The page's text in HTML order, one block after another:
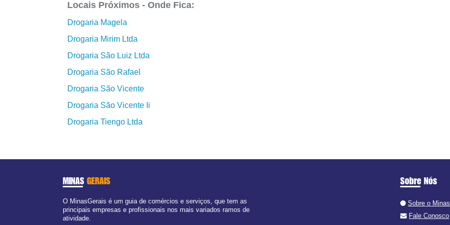
Locais Próximos - Onde Fica:
Drogaria Magela
Drogaria Mirim Ltda
Drogaria São Luiz Ltda
Drogaria São Rafael
Drogaria São Vicente
Drogaria São Vicente Ii
Drogaria Tiengo Ltda
MINASGERAIS
O MinasGerais é um guia de comércios e serviços, que tem as
principais empresas e profissionais nos mais variados ramos de
atividade.
Sobre Nós
Sobre o
Fale Conosco